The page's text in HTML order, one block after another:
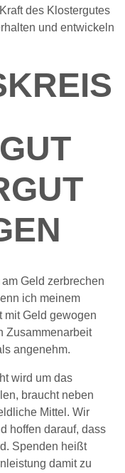
des Klostergutes
und entwickeln
Geld zerbrechen
ich meinem
mit Geld gewogen
Zusammenarbeit
angenehm.
wird um das
braucht neben
Mittel. Wir
hoffen darauf, dass
Spenden heißt
damit zu